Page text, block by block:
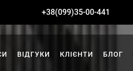
+38(099)35-00-441
ВІДГУКИ КЛІЄНТИ БЛОГ